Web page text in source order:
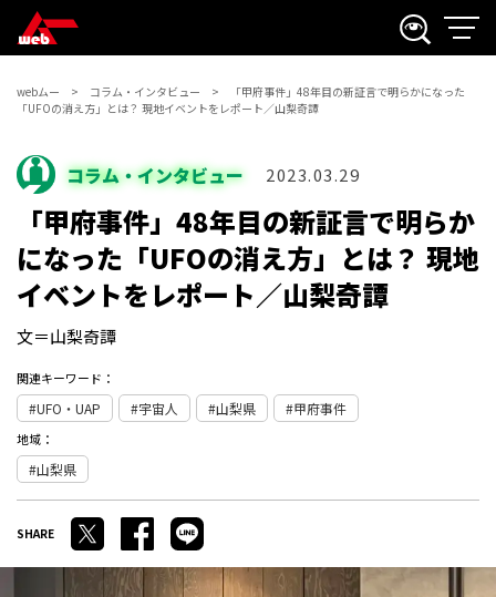
webムー コラム・インタビュー
「甲府事件」48年目の新証言で明らかになった
「UFOの消え方」とは？ 現地イベントをレポート／山梨奇譚
コラム・インタビュー 2023.03.29
「甲府事件」48年目の新証言で明らか
になった「UFOの消え方」とは？ 現地
イベントをレポート／山梨奇譚
文＝山梨奇譚
関連キーワード：
UFO・UAP 宇宙人 山梨県 甲府事件
地域：
山梨県